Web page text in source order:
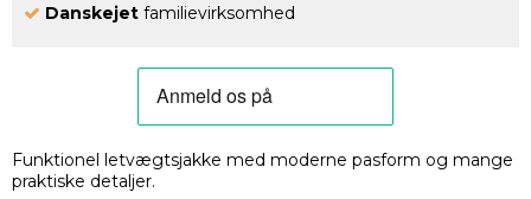
Danskejet familievirksomhed
Funktionel letvægtsjakke med moderne pasform og mange
praktiske detaljer.